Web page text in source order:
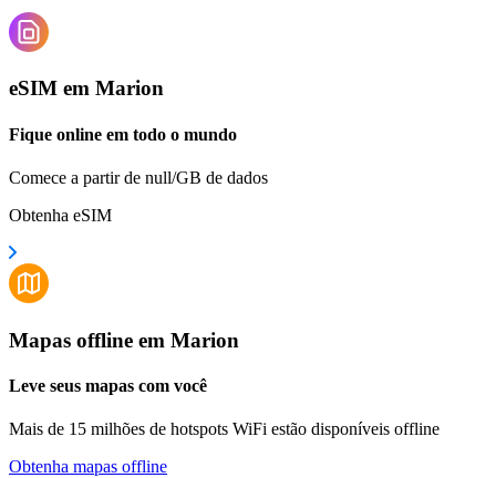
eSIM em Marion
Fique online em todo o mundo
Comece a partir de null/GB de dados
Obtenha eSIM
Mapas offline em Marion
Leve seus mapas com você
Mais de 15 milhões de hotspots WiFi estão disponíveis offline
Obtenha mapas offline